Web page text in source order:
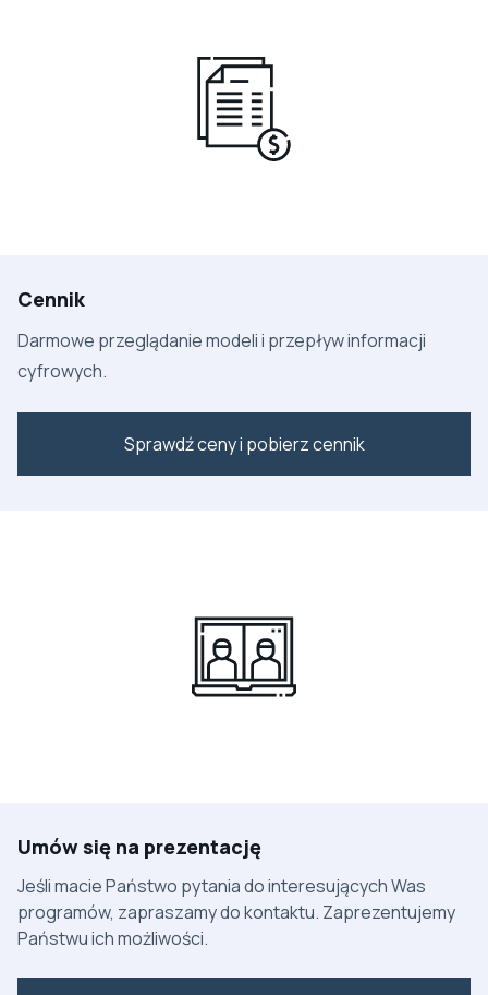
Cennik
Darmowe przeglądanie modeli i przepływ informacji
cyfrowych.
Sprawdź ceny i pobierz cennik
Umów się na prezentację
Jeśli macie Państwo pytania do interesujących Was
programów, zapraszamy do kontaktu. Zaprezentujemy
Państwu ich możliwości.